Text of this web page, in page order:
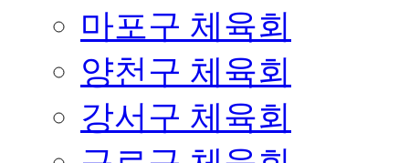
마포구 체육회
양천구 체육회
강서구 체육회